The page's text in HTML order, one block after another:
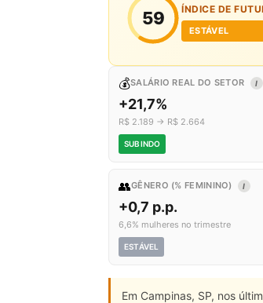
59 ÍNDICE DE
ESTÁVEL
💰SALÁRIO REAL DO SETOR I
+21,7%
R$ 2.189 → R$ 2.664
SUBINDO
👥GÊNERO (% FEMININO) I
+0,7 p.p.
6,6% mulheres no trimestre
ESTÁVEL
Em Campinas, SP, nos